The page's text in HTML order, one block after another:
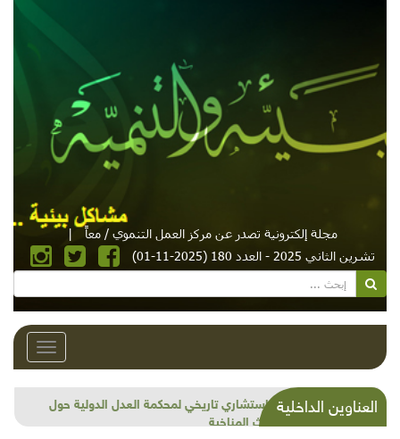
مجلة إلكترونية تصدر عن مركز العمل التنموي / معاً
|
تشرين الثاني 2025 - العدد 180 (2025-11-01)
Toggle
العناوين الداخليةشذرات بيئية وتنموية...بنية تحتية وحلويات قبيحة
وحاكورة ونوبل وزيتون و"سيباط"